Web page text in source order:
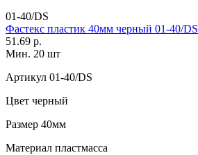
01-40/DS
Фастекс пластик 40мм черный 01-40/DS
51.69 р.
Мин. 20 шт
Артикул 01-40/DS
Цвет черный
Размер 40мм
Материал пластмасса